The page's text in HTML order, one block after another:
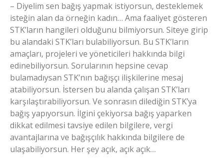
– Diyelim sen bağış yapmak istiyorsun, desteklemek
isteğin alan da örneğin kadın… Ama faaliyet gösteren
STK’ların hangileri olduğunu bilmiyorsun. Siteye girip
bu alandaki STK’ları bulabiliyorsun. Bu STK’ların
amaçları, projeleri ve yöneticileri hakkında bilgi
edinebiliyorsun. Sorularının hepsine cevap
bulamadıysan STK’nın bağışçı ilişkilerine mesaj
atabiliyorsun. İstersen bu alanda çalışan STK’ları
karşılaştırabiliyorsun. Ve sonrasın dilediğin STK’ya
bağış yapıyorsun. İlgini çekiyorsa bağış yaparken
dikkat edilmesi tavsiye edilen bilgilere, vergi
avantajlarına ve bağışçılık hakkında bilgilere de
ulaşabiliyorsun. Her şey açık, açık açık…